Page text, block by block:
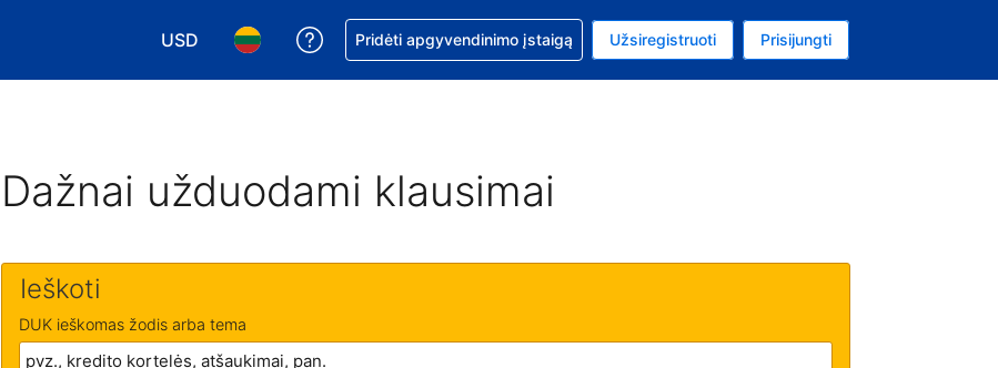
USD
Pasirinkite valiutą. Jūsų pasirinkta valiuta: Jungtinių Valstijų doleris
Pasirinkite kalbą. Jūsų pasirinkta kalba: Lietuvių
Pagalba dėl užsakymo
Pridėti apgyvendinimo įstaigą Užsiregistruoti Prisijungti
Dažnai užduodami klausimai
Ieškoti
DUK ieškomas žodis arba tema